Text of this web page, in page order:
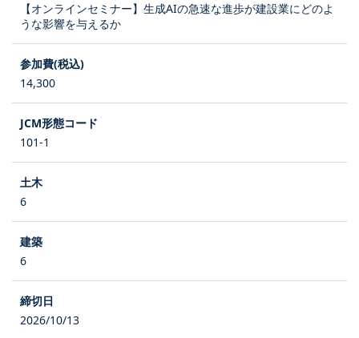
【オンラインセミナー】生成AIの急速な進歩が建設業にどのよ
うな影響を与えるか
14,300
101-1
6
6
2026/10/13